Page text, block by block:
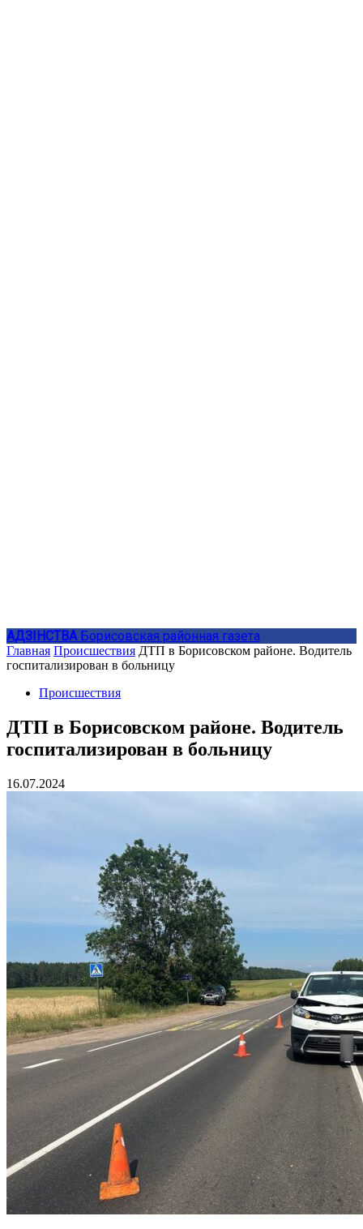
АДЗIНСТВА Борисовская районная газета
Главная Происшествия ДТП в Борисовском районе. Водитель
госпитализирован в больницу
Происшествия
ДТП в Борисовском районе. Водитель
госпитализирован в больницу
16.07.2024